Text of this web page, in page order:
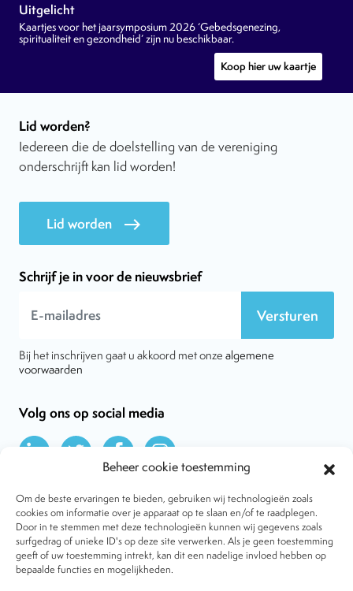
Beheer cookie toestemming
Om de beste ervaringen te bieden, gebruiken wij technologieën zoals
cookies om informatie over je apparaat op te slaan en/of te raadplegen.
Door in te stemmen met deze technologieën kunnen wij gegevens zoals
surfgedrag of unieke ID's op deze site verwerken. Als je geen toestemming
geeft of uw toestemming intrekt, kan dit een nadelige invloed hebben op
bepaalde functies en mogelijkheden.
Uitgelicht
Kaartjes voor het jaarsymposium 2026 ‘Gebedsgenezing,
spiritualiteit en gezondheid’ zijn nu beschikbaar.
Koop hier uw kaartje
Lid worden?
Iedereen die de doelstelling van de vereniging
onderschrijft kan lid worden!
Lid worden east
Schrijf je in voor de nieuwsbrief
Versturen
Bij het inschrijven gaat u akkoord met onze algemene
voorwaarden
Volg ons op social media
Over VtdK
Contact
Nieuws
Behandelwijzen